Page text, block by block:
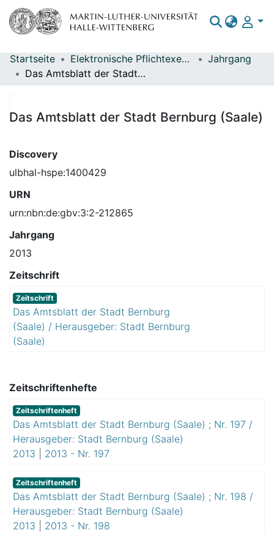
Bereiche & Sammlungen
Statistiken
Startseite Elektronische Pflichtexemplare
Jahrgang
Das Amtsblatt der Stadt Bernburg (Saale)
Das Amtsblatt der Stadt Bernburg (Saale)
Discovery
ulbhal-hspe:1400429
URN
urn:nbn:de:gbv:3:2-212865
Jahrgang
2013
Zeitschrift
Zeitschrift
Das Amtsblatt der Stadt Bernburg
(Saale) / Herausgeber: Stadt Bernburg
(Saale)
Zeitschriftenhefte
Zeitschriftenheft
Das Amtsblatt der Stadt Bernburg (Saale) ; Nr. 197 /
Herausgeber: Stadt Bernburg (Saale)
2013
2013 - Nr. 197
Zeitschriftenheft
Das Amtsblatt der Stadt Bernburg (Saale) ; Nr. 198 /
Herausgeber: Stadt Bernburg (Saale)
2013
2013 - Nr. 198